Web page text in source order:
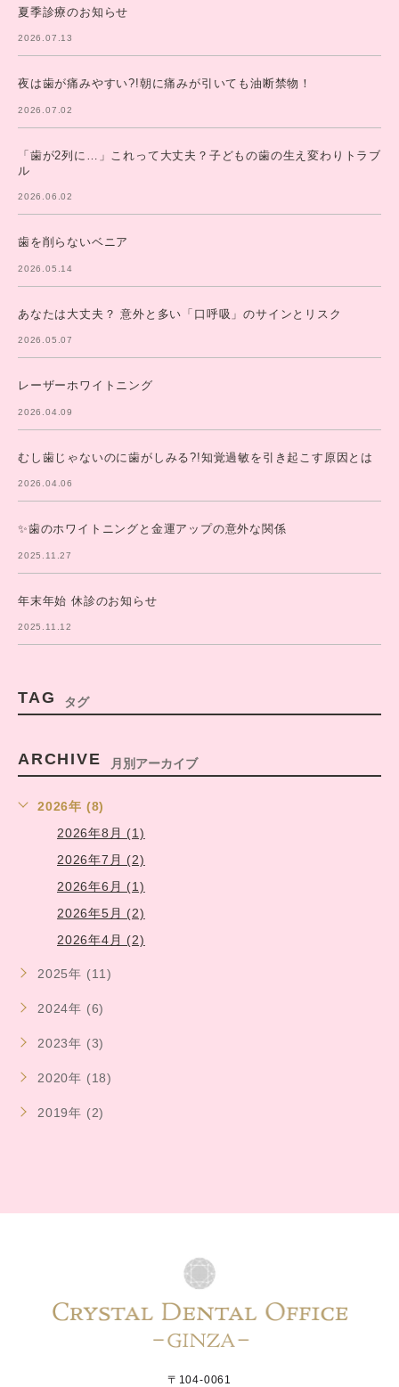
夏季診療のお知らせ
2026.07.13
夜は歯が痛みやすい?!朝に痛みが引いても油断禁物！
2026.07.02
「歯が2列に…」これって大丈夫？子どもの歯の生え変わりトラブ
ル
2026.06.02
歯を削らないベニア
2026.05.14
あなたは大丈夫？ 意外と多い「口呼吸」のサインとリスク
2026.05.07
レーザーホワイトニング
2026.04.09
むし歯じゃないのに歯がしみる?!知覚過敏を引き起こす原因とは
2026.04.06
✨歯のホワイトニングと金運アップの意外な関係
2025.11.27
年末年始 休診のお知らせ
2025.11.12
TAG タグ
ARCHIVE 月別アーカイブ
2026年 (8)
2026年8月 (1)
2026年7月 (2)
2026年6月 (1)
2026年5月 (2)
2026年4月 (2)
2025年 (11)
2024年 (6)
2023年 (3)
2020年 (18)
2019年 (2)
〒104-0061